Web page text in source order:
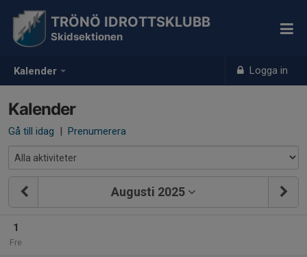
Kalender Logga in
TRÖNÖ IDROTTSKLUBB
Skidsektionen
Kalender
Gå till idag | Prenumerera
Augusti 2025
1
Fre